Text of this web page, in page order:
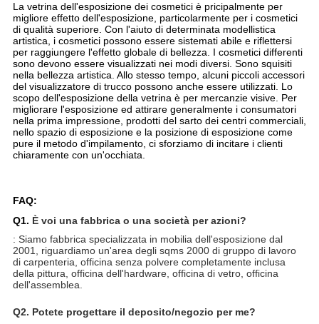
La vetrina dell'esposizione dei cosmetici è pricipalmente per
migliore effetto dell'esposizione, particolarmente per i cosmetici
di qualità superiore. Con l'aiuto di determinata modellistica
artistica, i cosmetici possono essere sistemati abile e riflettersi
per raggiungere l'effetto globale di bellezza. I cosmetici differenti
sono devono essere visualizzati nei modi diversi. Sono squisiti
nella bellezza artistica. Allo stesso tempo, alcuni piccoli accessori
del visualizzatore di trucco possono anche essere utilizzati. Lo
scopo dell'esposizione della vetrina è per mercanzie visive. Per
migliorare l'esposizione ed attirare generalmente i consumatori
nella prima impressione, prodotti del sarto dei centri commerciali,
nello spazio di esposizione e la posizione di esposizione come
pure il metodo d'impilamento, ci sforziamo di incitare i clienti
chiaramente con un'occhiata.
FAQ:
Q1. È voi una fabbrica o una società per azioni?
: Siamo fabbrica specializzata in mobilia dell'esposizione dal
2001, riguardiamo un'area degli sqms 2000 di gruppo di lavoro
di carpenteria, officina senza polvere completamente inclusa
della pittura, officina dell'hardware, officina di vetro, officina
dell'assemblea.
Q2. Potete progettare il deposito/negozio per me?